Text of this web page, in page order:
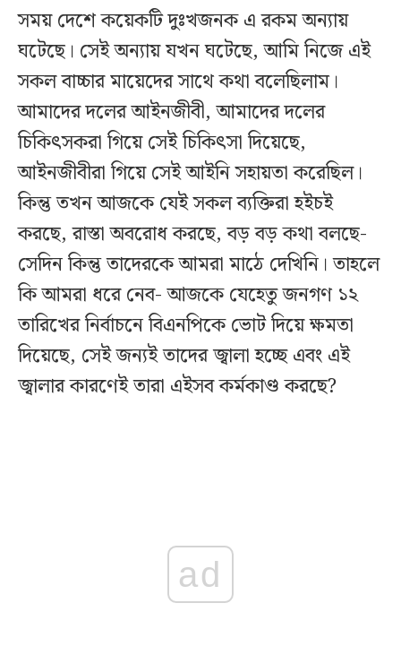
সময় দেশে কয়েকটি দুঃখজনক এ রকম অন্যায়
ঘটেছে। সেই অন্যায় যখন ঘটেছে, আমি নিজে এই
সকল বাচ্চার মায়েদের সাথে কথা বলেছিলাম।
আমাদের দলের আইনজীবী, আমাদের দলের
চিকিৎসকরা গিয়ে সেই চিকিৎসা দিয়েছে,
আইনজীবীরা গিয়ে সেই আইনি সহায়তা করেছিল।
কিন্তু তখন আজকে যেই সকল ব্যক্তিরা হইচই
করছে, রাস্তা অবরোধ করছে, বড় বড় কথা বলছে-
সেদিন কিন্তু তাদেরকে আমরা মাঠে দেখিনি। তাহলে
কি আমরা ধরে নেব- আজকে যেহেতু জনগণ ১২
তারিখের নির্বাচনে বিএনপিকে ভোট দিয়ে ক্ষমতা
দিয়েছে, সেই জন্যই তাদের জ্বালা হচ্ছে এবং এই
জ্বালার কারণেই তারা এইসব কর্মকাণ্ড করছে?
ad